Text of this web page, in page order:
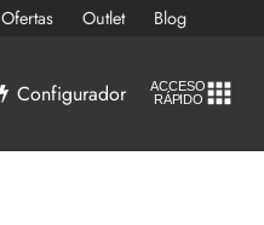
Ofertas Outlet Blog
Configurador ACCESO
RÁPIDO